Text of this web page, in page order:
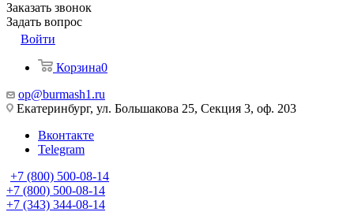
Заказать звонок
Задать вопрос
Войти
Корзина0
op@burmash1.ru
Екатеринбург, ул. Большакова 25, Секция 3, оф. 203
Вконтакте
Telegram
+7 (800) 500-08-14
+7 (800) 500-08-14
+7 (343) 344-08-14